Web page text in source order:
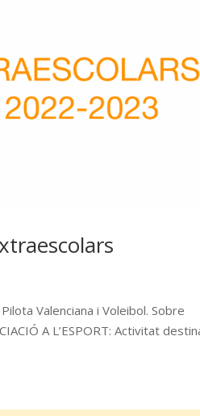
Valenciana i Voleibol. Sobre
A L’ESPORT: Activitat